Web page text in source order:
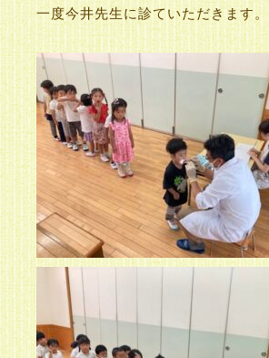
一度今井先生に診ていただきます。